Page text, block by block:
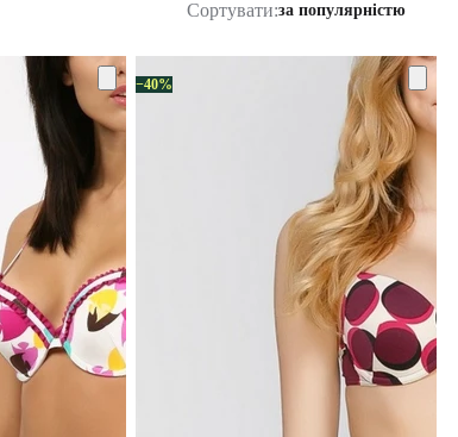
Сортувати:за популярністю
−40%